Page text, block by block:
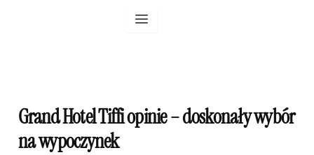
Grand Hotel Tiffi opinie – doskonały wybór
na wypoczynek